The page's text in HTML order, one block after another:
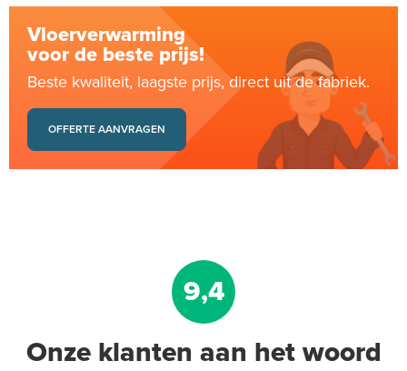
Vloerverwarming
voor de beste prijs!
Beste kwaliteit, laagste prijs, direct uit de fabriek.
OFFERTE AANVRAGEN
9,4
Onze klanten aan het woord